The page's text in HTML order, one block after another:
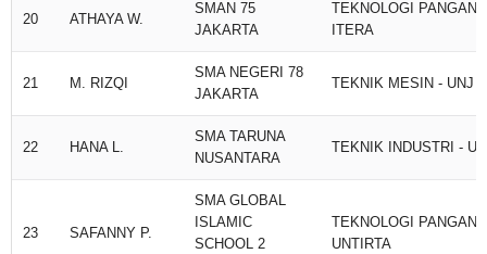
20 ATHAYA W.
SMAN 75
JAKARTA
TEKNOLOGI PANGAN -
ITERA
21 M. RIZQI
SMA NEGERI 78
JAKARTA
TEKNIK MESIN - UNJ
22 HANA L.
SMA TARUNA
NUSANTARA
TEKNIK INDUSTRI - UI
23 SAFANNY P.
SMA GLOBAL
ISLAMIC
SCHOOL 2
TEKNOLOGI PANGAN -
UNTIRTA